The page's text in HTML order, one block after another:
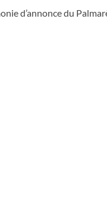
d’annonce du